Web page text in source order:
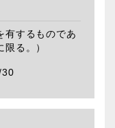
有するものであ
る。）